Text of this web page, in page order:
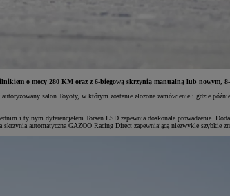
o mocy 280 KM oraz z 6-biegową skrzynią manualną lub nowym,
salon Toyoty, w którym zostanie złożone zamówienie i gdzie
i tylnym dyferencjałem Torsen LSD zapewnia doskonałe prowadzenie.
automatyczna GAZOO Racing Direct zapewniającą niezwykle szybkie